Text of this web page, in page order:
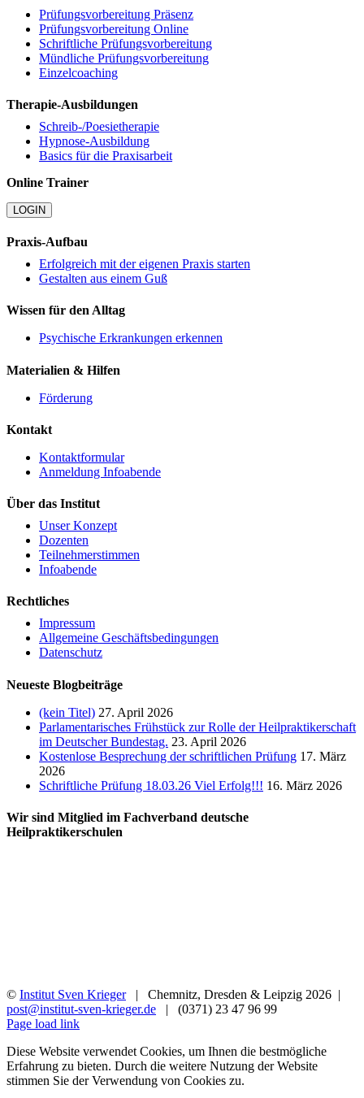
Prüfungsvorbereitung Präsenz
Prüfungsvorbereitung Online
Schriftliche Prüfungsvorbereitung
Mündliche Prüfungsvorbereitung
Einzelcoaching
Therapie-Ausbildungen
Schreib-/Poesietherapie
Hypnose-Ausbildung
Basics für die Praxisarbeit
Online Trainer
LOGIN
Praxis-Aufbau
Erfolgreich mit der eigenen Praxis starten
Gestalten aus einem Guß
Wissen für den Alltag
Psychische Erkrankungen erkennen
Materialien & Hilfen
Förderung
Kontakt
Kontaktformular
Anmeldung Infoabende
Über das Institut
Unser Konzept
Dozenten
Teilnehmerstimmen
Infoabende
Rechtliches
Impressum
Allgemeine Geschäftsbedingungen
Datenschutz
Neueste Blogbeiträge
(kein Titel) 27. April 2026
Parlamentarisches Frühstück zur Rolle der Heilpraktikerschaft
im Deutscher Bundestag. 23. April 2026
Kostenlose Besprechung der schriftlichen Prüfung 17. März
2026
Schriftliche Prüfung 18.03.26 Viel Erfolg!!! 16. März 2026
Wir sind Mitglied im Fachverband deutsche
Heilpraktikerschulen
© Institut Sven Krieger| Chemnitz, Dresden & Leipzig 2026 |
post@institut-sven-krieger.de | (0371) 23 47 96 99
Facebook
YouTube
Instagram
Rss
Page load link
Diese Website verwendet Cookies, um Ihnen die bestmögliche
Erfahrung zu bieten. Durch die weitere Nutzung der Website
stimmen Sie der Verwendung von Cookies zu.